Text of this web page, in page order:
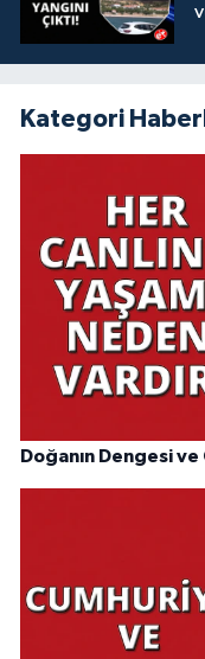
Kategori
Doğanın Dengesi ve